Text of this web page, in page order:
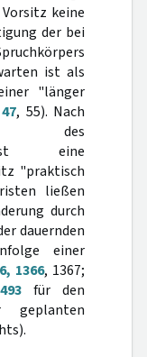
keine
der bei
ist als
"länger
, 55). Nach
des
ist eine
"praktisch
ließen
durch
dauernden
einer
1366, 1367;
für den
geplanten